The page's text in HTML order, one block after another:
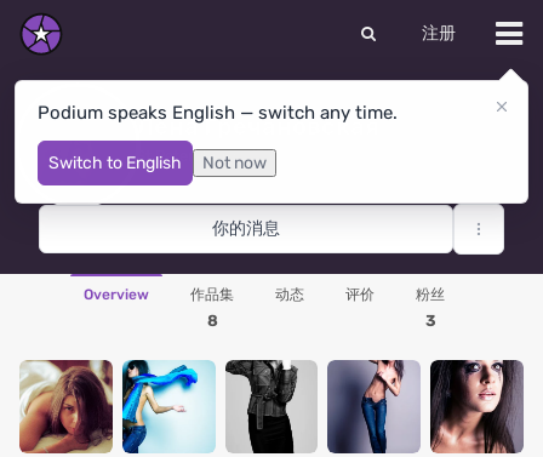
注册
Podium speaks English — switch any time.
Switch to English Not now
Лена Гречановская
St Petersburg· 俄罗斯联邦
你的消息
Overview 作品集
8
动态 评价 粉丝
3